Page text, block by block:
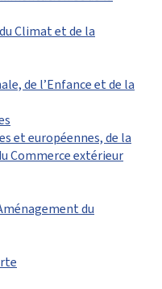
Climat et de la
de l’Enfance et de la
et européennes, de la
Commerce extérieur
du